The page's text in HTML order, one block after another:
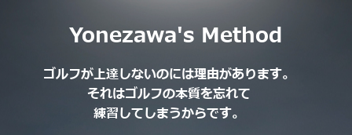
Yonezawa's Method
ゴルフが上達しないのには理由があります。
それはゴルフの本質を忘れて
練習してしまうからです。